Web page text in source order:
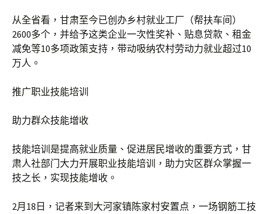
从全省看，甘肃至今已创办乡村就业工厂（帮扶车间）
2600多个，并给予这类企业一次性奖补、贴息贷款、租金
减免等10多项政策支持，带动吸纳农村劳动力就业超过10
万人。
推广职业技能培训
助力群众技能增收
技能培训是提高就业质量、促进居民增收的重要方式，甘
肃人社部门大力开展职业技能培训，助力灾区群众掌握一
技之长，实现技能增收。
2月18日，记者来到大河家镇陈家村安置点，一场钢筋工技